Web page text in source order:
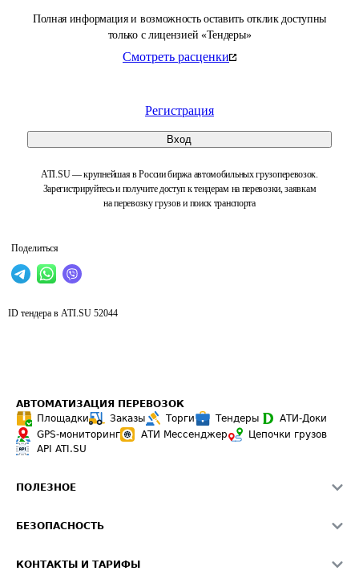
Полная информация и возможность оставить отклик доступны
только с лицензией «Тендеры»
Смотреть расценки
Регистрация
Вход
ATI.SU — крупнейшая в России биржа автомобильных грузоперевозок.
Зарегистрируйтесь и получите доступ к тендерам на перевозки, заявкам
на перевозку грузов и поиск транспорта
Поделиться
ID тендера в ATI.SU 52044
АВТОМАТИЗАЦИЯ ПЕРЕВОЗОК
Площадки
Заказы Торги Тендеры
АТИ-Доки
GPS-мониторинг
АТИ Мессенджер
Цепочки грузов
API ATI.SU
ПОЛЕЗНОЕ
Звезды ATI.SU на вашем сайте
БЕЗОПАСНОСТЬ
КОНТАКТЫ И ТАРИФЫ